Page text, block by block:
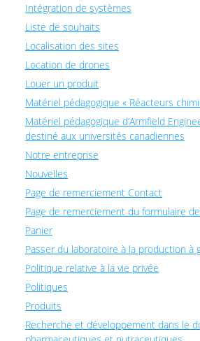
Intégration de systèmes
Liste de souhaits
Localisation des sites
Location de drones
Louer un produit
Matériel pédagogique « Réacteurs
Matériel pédagogique d’Armfield
destiné aux universités canadiennes
Notre entreprise
Nouvelles
Page de remerciement Contact
Page de remerciement du formulaire
Panier
Passer du laboratoire à la production à
Politique relative à la vie privée
Politiques
Produits
Recherche et développement dans le